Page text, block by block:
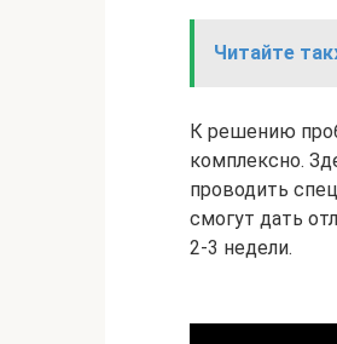
Читайте
К решению
комплексно.
проводить
смогут дать
2-3 недели.